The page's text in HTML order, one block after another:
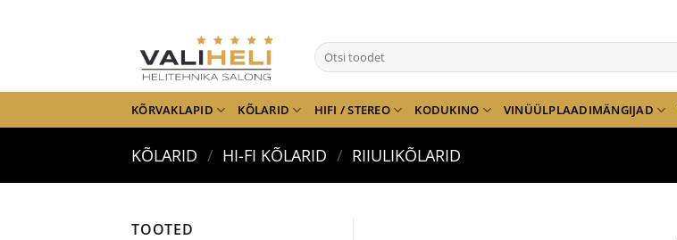
Otsi:
KÕRVAKLAPID KÕLARID HIFI / STEREO KODUKINO VINÜÜLPLAADIMÄNGIJAD
KÕLARID / HI-FI KÕLARID / RIIULIKÕLARID
TOOTED